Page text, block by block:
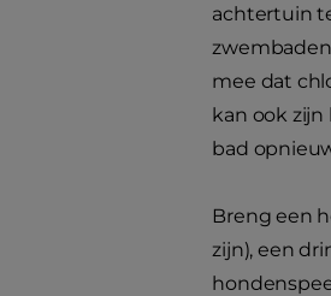
achtertuin
mee dat
kan ook zijn
bad
Breng een
zijn), een